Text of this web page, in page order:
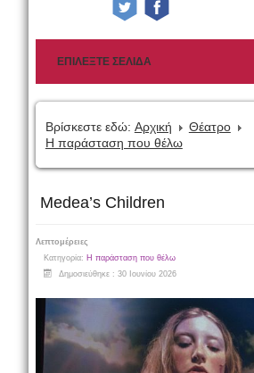
Βρίσκεστε εδώ: Αρχική
Θέατρο
Η παράσταση που θέλω
Medea’s Children
Λεπτομέρειες
Κατηγορία: Η παράσταση που θέλω
Δημοσιεύθηκε : 30 Ιουνίου 2026